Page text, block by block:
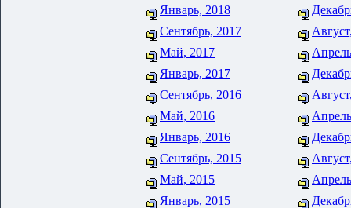
Январь, 2018
Сентябрь, 2017
Май, 2017
Январь, 2017
Сентябрь, 2016
Май, 2016
Январь, 2016
Сентябрь, 2015
Май, 2015
Январь, 2015